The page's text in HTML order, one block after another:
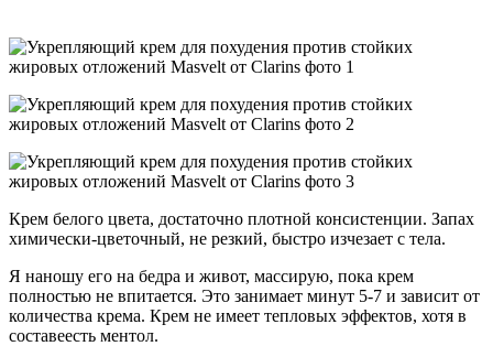
Крем белого цвета, достаточно плотной консистенции. Запах
химически-цветочный, не резкий, быстро изчезает с тела.
Я наношу его на бедра и живот, массирую, пока крем
полностью не впитается. Это занимает минут 5-7 и зависит от
количества крема. Крем не имеет тепловых эффектов, хотя в
составеесть ментол.